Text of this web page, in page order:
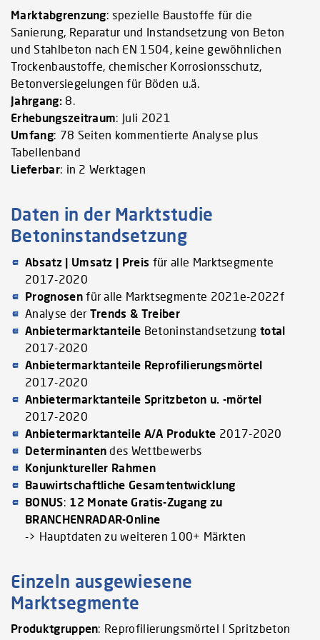
Marktabgrenzung: spezielle Baustoffe für die
Sanierung, Reparatur und Instandsetzung von Beton
und Stahlbeton nach EN 1504, keine gewöhnlichen
Trockenbaustoffe, chemischer Korrosionsschutz,
Betonversiegelungen für Böden u.ä.
Jahrgang:8.
Erhebungszeitraum: Juli 2021
Umfang: 78 Seiten kommentierte Analyse plus
Tabellenband
Lieferbar: in 2 Werktagen
Daten in der Marktstudie
Betoninstandsetzung
Absatz | Umsatz | Preis für alle Marktsegmente
2017-2020
Prognosenfür alle Marktsegmente 2021e-2022f
Analyse der Trends & Treiber
Anbietermarktanteile Betoninstandsetzungtotal
2017-2020
Anbietermarktanteile Reprofilierungsmörtel
2017-2020
Anbietermarktanteile Spritzbeton u. -mörtel
2017-2020
Anbietermarktanteile A/A Produkte 2017-2020
Determinantendes Wettbewerbs
Konjunktureller Rahmen
Bauwirtschaftliche Gesamtentwicklung
BONUS: 12 Monate Gratis-Zugang zu
BRANCHENRADAR-Online
-> Hauptdaten zu weiteren 100+ Märkten
Einzeln ausgewiesene
Marktsegmente
Produktgruppen: Reprofilierungsmörtel I Spritzbeton